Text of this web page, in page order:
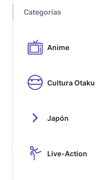
Categorías
Anime
Cultura Otaku
Japón
Live-Action